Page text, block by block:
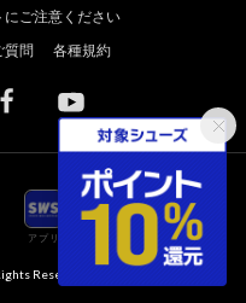
ご注意ください
質問 各種規約
アプリ
Reserved